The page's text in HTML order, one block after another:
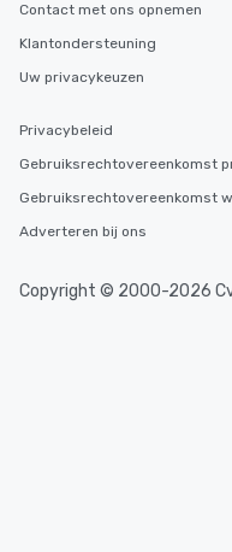
Contact met ons opnemen
Klantondersteuning
Uw privacykeuzen
Privacybeleid
Gebruiksrechtovereenkomst
Gebruiksrechtovereenkomst
Adverteren bij ons
Copyright © 2000-2026